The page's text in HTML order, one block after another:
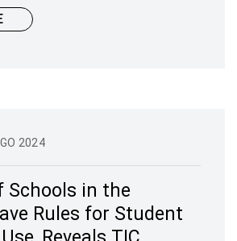
2024
Schools in the
Rules for Student